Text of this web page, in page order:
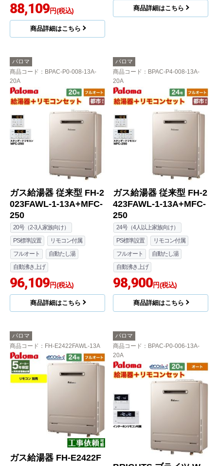
88,109円(税込)
商品詳細はこちら
商品詳細はこちら
パロマ
商品コード ：BPAC-P0-008-13A-
20A
ガス給湯器 従来型 FH-2
023FAWL-1-13A+MFC-
250
20号（2-3人家族向け）
PS標準設置
リモコン付属
フルオート
自動たし湯
自動沸き上げ
96,109円(税込)
商品詳細はこちら
パロマ
商品コード ：BPAC-P4-008-13A-
20A
ガス給湯器 従来型 FH-2
423FAWL-1-13A+MFC-
250
24号（4人以上家族向け）
PS標準設置
リモコン付属
フルオート
自動たし湯
自動沸き上げ
98,900円(税込)
商品詳細はこちら
パロマ
商品コード ：FH-E2422FAWL-13A
ガス給湯器 FH-E2422F
パロマ
商品コード ：BPAC-P0-006-13A-
20A